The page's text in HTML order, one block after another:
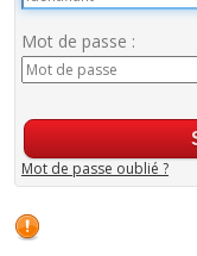
Mot de passe :
Mot de passe oublié ?